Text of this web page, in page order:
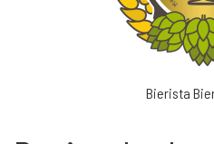
Bierista